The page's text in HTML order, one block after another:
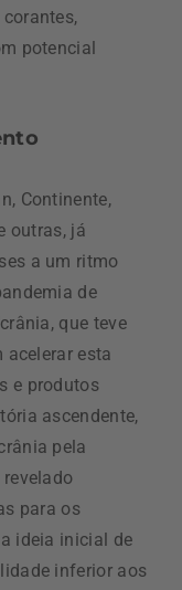
potencial
Continente,
outras, já
a um ritmo
de
que teve
acelerar esta
e produtos
ascendente,
pela
para os
ideia inicial de
inferior aos